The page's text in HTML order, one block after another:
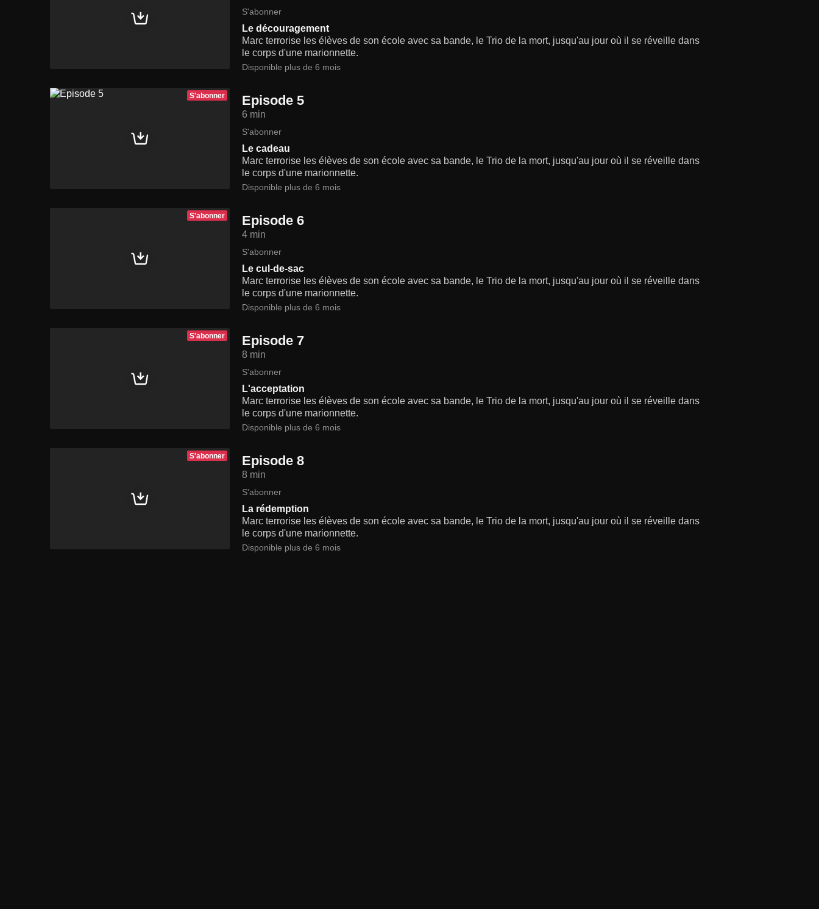
S'abonner
Le découragement
Marc terrorise les élèves de son école avec sa bande, le Trio de la mort, jusqu'au jour où il se réveille dans
le corps d'une marionnette.
Disponible plus de 6 mois
S'abonner Episode 5
6 min
S'abonner
Le cadeau
Marc terrorise les élèves de son école avec sa bande, le Trio de la mort, jusqu'au jour où il se réveille dans
le corps d'une marionnette.
Disponible plus de 6 mois
S'abonner Episode 6
4 min
S'abonner
Le cul-de-sac
Marc terrorise les élèves de son école avec sa bande, le Trio de la mort, jusqu'au jour où il se réveille dans
le corps d'une marionnette.
Disponible plus de 6 mois
S'abonner Episode 7
8 min
S'abonner
L'acceptation
Marc terrorise les élèves de son école avec sa bande, le Trio de la mort, jusqu'au jour où il se réveille dans
le corps d'une marionnette.
Disponible plus de 6 mois
S'abonner Episode 8
8 min
S'abonner
La rédemption
Marc terrorise les élèves de son école avec sa bande, le Trio de la mort, jusqu'au jour où il se réveille dans
le corps d'une marionnette.
Disponible plus de 6 mois